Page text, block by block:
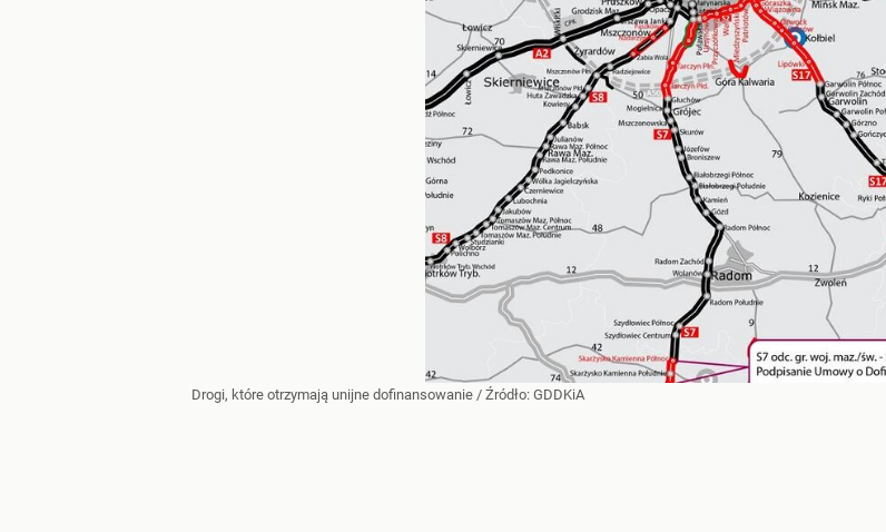
Drogi, które otrzymają unijne dofinansowanie / Źródło: GDDKiA